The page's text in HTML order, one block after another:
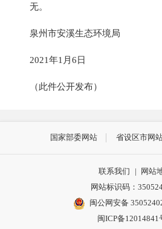
无。
泉州市安溪生态环境局
2021年1月6日
（此件公开发布）
国家部委网站 省设区市网
联系我们 |
网站
网站标识码：
闽公网安备
闽ICP备12014841